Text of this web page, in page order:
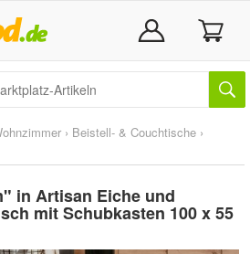
› Beistell- & Couchtische ›
in Artisan Eiche und
mit Schubkasten 100 x 55